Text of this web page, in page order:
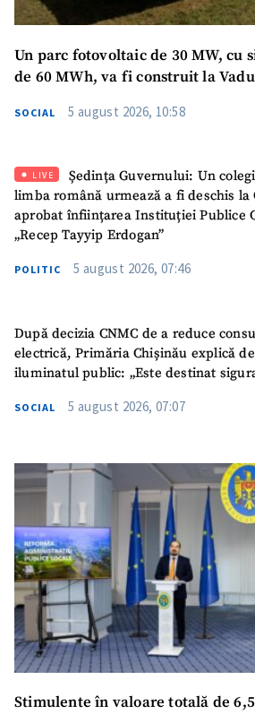
SUSȚINE
Un parc fotovoltaic de 30 MW, cu
de 60 MWh, va fi construit la
SOCIAL 5 august 2026, 10:58
LIVE
Ședința Guvernului: Un
limba română urmează a fi deschis
aprobat înființarea Instituției Publice
„Recep Tayyip Erdogan”
POLITIC 5 august 2026, 07:46
După decizia CNMC de a reduce
electrică, Primăria Chișinău explică
iluminatul public: „Este destinat
SOCIAL 5 august 2026, 07:07
Stimulente în valoare totală de
Mesajul știrei
+ Mesajul știrei
CONTACT SURSĂ
Sursă anonimă
Email+ Emailul meu
Telefon
+ Telefon personal
confidențialitate.
TRIMITE ȘTIREA